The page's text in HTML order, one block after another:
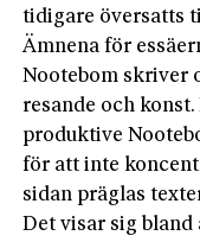
tidigare översatts
Ämnena för
Nootebom skriver
resande och
produktive
för att inte
sidan präglas
Det visar sig